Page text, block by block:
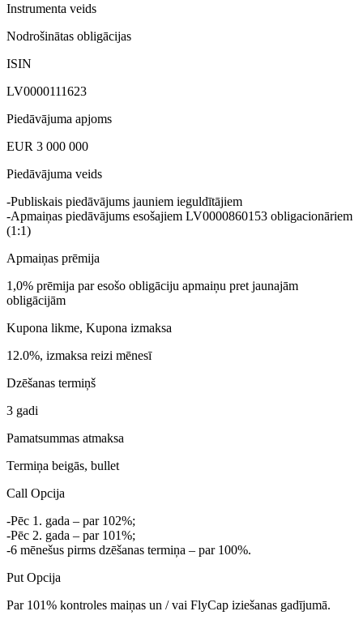
Instrumenta veids
Nodrošinātas obligācijas
ISIN
LV0000111623
Piedāvājuma apjoms
EUR 3 000 000
Piedāvājuma veids
-Publiskais piedāvājums jauniem ieguldītājiem
-Apmaiņas piedāvājums esošajiem LV0000860153 obligacionāriem
(1:1)
Apmaiņas prēmija
1,0% prēmija par esošo obligāciju apmaiņu pret jaunajām
obligācijām
Kupona likme, Kupona izmaksa
12.0%, izmaksa reizi mēnesī
Dzēšanas termiņš
3 gadi
Pamatsummas atmaksa
Termiņa beigās, bullet
Call Opcija
-Pēc 1. gada – par 102%;
-Pēc 2. gada – par 101%;
-6 mēnešus pirms dzēšanas termiņa – par 100%.
Put Opcija
Par 101% kontroles maiņas un / vai FlyCap iziešanas gadījumā.